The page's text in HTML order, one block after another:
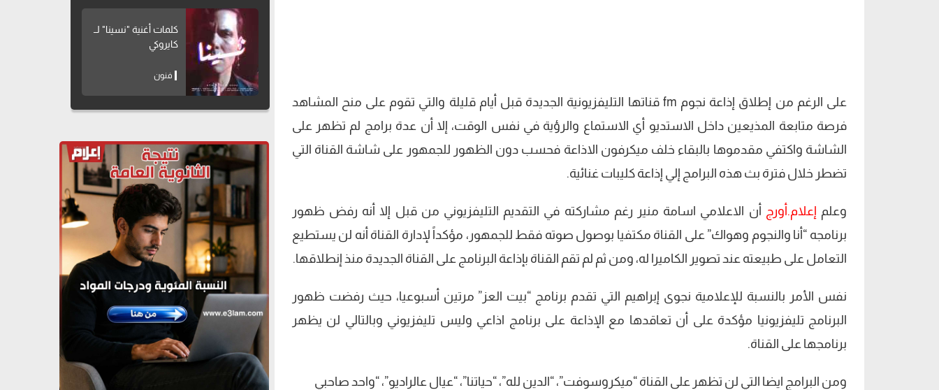
على الرغم من إطلاق إذاعة نجوم fm قناتها التليفزيونية الجديدة قبل أيام قليلة والتي تقوم على منح المشاهد
فرصة متابعة المذيعين داخل الاستديو أي الاستماع والرؤية في نفس الوقت، إلا أن عدة برامج لم تظهر على
الشاشة واكتفي مقدموها بالبقاء خلف ميكرفون الاذاعة فحسب دون الظهور للجمهور على شاشة القناة التي
تضطر خلال فترة بث هذه البرامج إلي إذاعة كليبات غنائية.
وعلم إعلام.أورج أن الاعلامي اسامة منير رغم مشاركته في التقديم التليفزيوني من قبل إلا أنه رفض ظهور
برنامجه “أنا والنجوم وهواك” على القناة مكتفيا بوصول صوته فقط للجمهور، مؤكداً لإدارة القناة أنه لن يستطيع
التعامل على طبيعته عند تصوير الكاميرا له، ومن ثم لم تقم القناة بإذاعة البرنامج على القناة الجديدة منذ إنطلاقها.
نفس الأمر بالنسبة للإعلامية نجوى إبراهيم التي تقدم برنامج “بيت العز” مرتين أسبوعيا، حيث رفضت ظهور
البرنامج تليفزيونيا مؤكدة على أن تعاقدها مع الإذاعة على برنامج اذاعي وليس تليفزيوني وبالتالي لن يظهر
برنامجها على القناة.
ومن البرامج ايضا التي لن تظهر على القناة “ميكروسوفت”، “الدين لله”، “حياتنا”، “عيال عالراديو”، “واحد صاحبي
كلمات أغنية "نسينا" لــ
كايروكي
فنون